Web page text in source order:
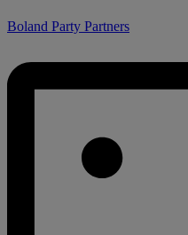
Boland Party Partners